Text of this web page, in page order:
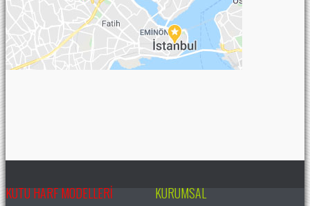
KUTU HARF MODELLERI KURUMSAL